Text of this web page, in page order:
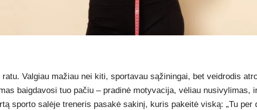
Valgiau mažiau nei kiti, sportavau sąžiningai, bet veidrodis
baigdavosi tuo pačiu – pradinė motyvacija, vėliau nusivylimas,
sporto salėje treneris pasakė sakinį, kuris pakeitė viską: „Tu per